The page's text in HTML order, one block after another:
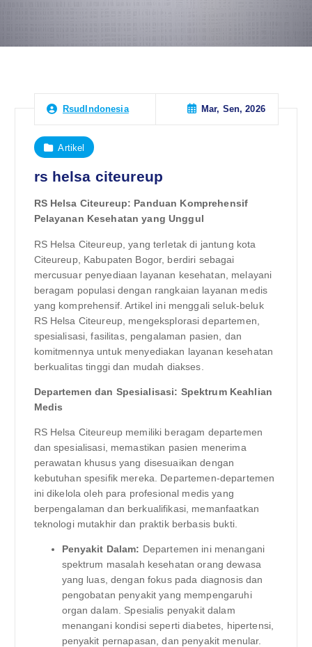
RsudIndonesia Mar, Sen, 2026
Artikel
rs helsa citeureup
RS Helsa Citeureup: Panduan Komprehensif
Pelayanan Kesehatan yang Unggul
RS Helsa Citeureup, yang terletak di jantung kota
Citeureup, Kabupaten Bogor, berdiri sebagai
mercusuar penyediaan layanan kesehatan, melayani
beragam populasi dengan rangkaian layanan medis
yang komprehensif. Artikel ini menggali seluk-beluk
RS Helsa Citeureup, mengeksplorasi departemen,
spesialisasi, fasilitas, pengalaman pasien, dan
komitmennya untuk menyediakan layanan kesehatan
berkualitas tinggi dan mudah diakses.
Departemen dan Spesialisasi: Spektrum Keahlian
Medis
RS Helsa Citeureup memiliki beragam departemen
dan spesialisasi, memastikan pasien menerima
perawatan khusus yang disesuaikan dengan
kebutuhan spesifik mereka. Departemen-departemen
ini dikelola oleh para profesional medis yang
berpengalaman dan berkualifikasi, memanfaatkan
teknologi mutakhir dan praktik berbasis bukti.
Penyakit Dalam: Departemen ini menangani
spektrum masalah kesehatan orang dewasa
yang luas, dengan fokus pada diagnosis dan
pengobatan penyakit yang mempengaruhi
organ dalam. Spesialis penyakit dalam
menangani kondisi seperti diabetes, hipertensi,
penyakit pernapasan, dan penyakit menular.